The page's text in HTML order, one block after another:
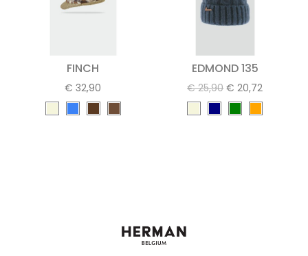
FINCH
€ 32,90
EDMOND 135
€ 25,90 € 20,72